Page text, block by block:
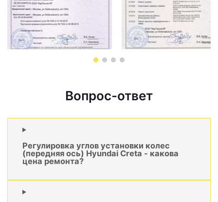
Вопрос-ответ
Регулировка углов установки колес
(передняя ось) Hyundai Creta - какова
цена ремонта?